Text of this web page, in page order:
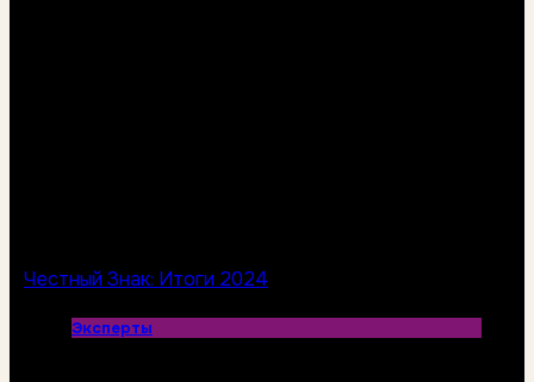
Честный Знак: Итоги 2024
Эксперты